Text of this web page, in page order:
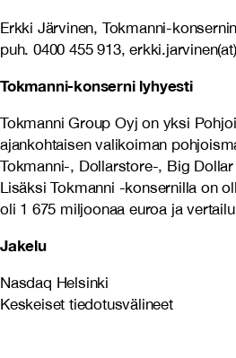
Erkki Järvinen, Tokmanni-
puh. 0400 455 913,
Tokmanni-konserni lyhyesti
Tokmanni Group Oyj on yksi
ajankohtaisen valikoiman
Tokmanni-, Dollarstore-, Big
Lisäksi Tokmanni -konsernilla on
oli 1 675 miljoonaa euroa ja
Jakelu
Nasdaq Helsinki
Keskeiset tiedotusvälineet